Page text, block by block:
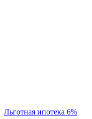
Льготная ипотека 6%